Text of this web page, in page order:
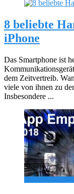
8 beliebte
iPhone
Das Smartphone ist
dem Zeitvertreib.
viele von ihnen zu
Insbesondere ...